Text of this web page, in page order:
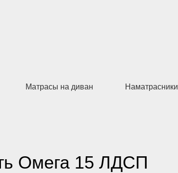
Матрасы на диван Наматрасники
Омега 15 ЛДСП